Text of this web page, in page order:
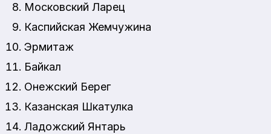
Московский Ларец
Каспийская Жемчужина
Эрмитаж
Байкал
Онежский Берег
Казанская Шкатулка
Ладожский Янтарь